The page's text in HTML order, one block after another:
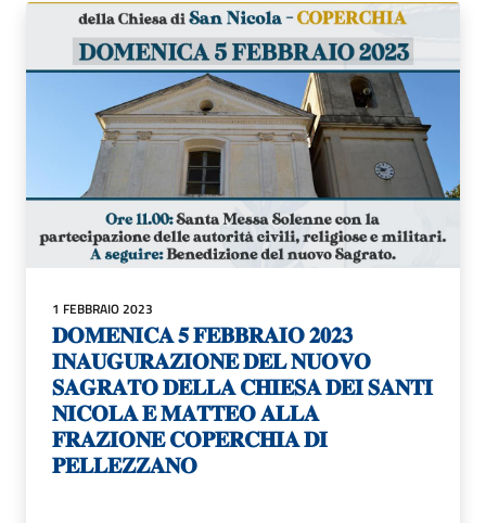
1 FEBBRAIO 2023
𝐃𝐎𝐌𝐄𝐍𝐈𝐂𝐀 𝟓 𝐅𝐄𝐁𝐁𝐑𝐀𝐈𝐎 𝟐𝟎𝟐𝟑
𝐈𝐍𝐀𝐔𝐆𝐔𝐑𝐀𝐙𝐈𝐎𝐍𝐄 𝐃𝐄𝐋 𝐍𝐔𝐎𝐕𝐎
𝐒𝐀𝐆𝐑𝐀𝐓𝐎 𝐃𝐄𝐋𝐋𝐀 𝐂𝐇𝐈𝐄𝐒𝐀 𝐃𝐄𝐈 𝐒𝐀𝐍𝐓𝐈
𝐍𝐈𝐂𝐎𝐋𝐀 𝐄 𝐌𝐀𝐓𝐓𝐄𝐎 𝐀𝐋𝐋𝐀
𝐅𝐑𝐀𝐙𝐈𝐎𝐍𝐄 𝐂𝐎𝐏𝐄𝐑𝐂𝐇𝐈𝐀 𝐃𝐈
𝐏𝐄𝐋𝐋𝐄𝐙𝐙𝐀𝐍𝐎